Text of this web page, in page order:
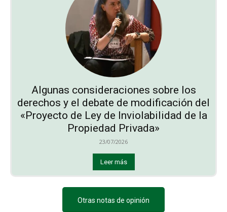
Algunas consideraciones sobre los
derechos y el debate de modificación del
«Proyecto de Ley de Inviolabilidad de la
Propiedad Privada»
23/07/2026
Leer más
Otras notas de opinión